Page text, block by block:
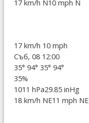
17 km/h N10 mph N
17 km/h 10 mph
Съб, 08 12:00
35° 94° 35° 94°
35%
1011 hPa29.85 inHg
18 km/h NE11 mph NE